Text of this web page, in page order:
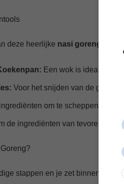
deze heerlijke nasi goreng heb
Een wok is ideaal,
Voor het snijden van de
om te scheppen tijdens
de ingrediënten van tevoren klaar
stappen en je zet binnen no-